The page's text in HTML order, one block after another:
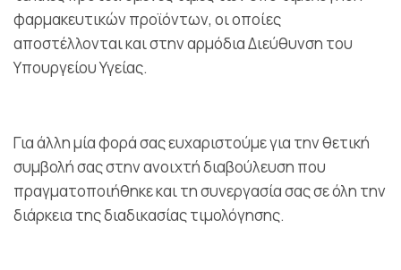
φαρμακευτικών προϊόντων, οι οποίες
αποστέλλονται και στην αρμόδια Διεύθυνση του
Υπουργείου Υγείας.
Για άλλη μία φορά σας ευχαριστούμε για την θετική
συμβολή σας στην ανοιχτή διαβούλευση που
πραγματοποιήθηκε και τη συνεργασία σας σε όλη την
διάρκεια της διαδικασίας τιμολόγησης.